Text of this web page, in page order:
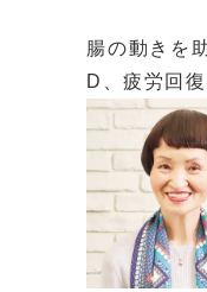
腸の動きを
D、疲労回